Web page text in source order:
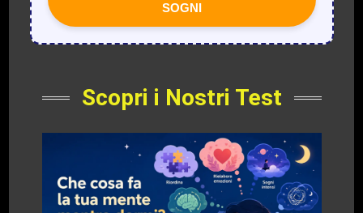
SOGNI
Scopri i Nostri Test